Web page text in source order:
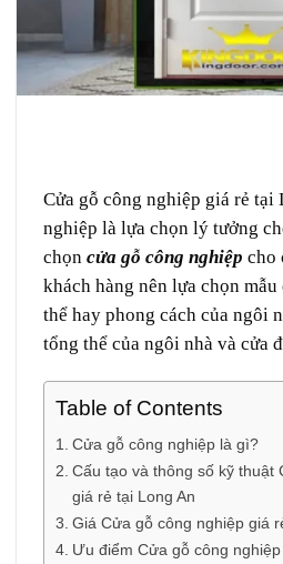
Cửa gỗ công nghiệp giá rẻ tại
nghiệp là lựa chọn lý tưởng
chọn cửa gỗ công nghiệp cho
khách hàng nên lựa chọn
thể hay phong cách của ngôi
tổng thể của ngôi nhà và cửa
Table of Contents
Cửa gỗ công nghiệp là gì?
Cấu tạo và thông số kỹ thuật
giá rẻ tại Long An
Giá Cửa gỗ công nghiệp giá
Ưu điểm Cửa gỗ công